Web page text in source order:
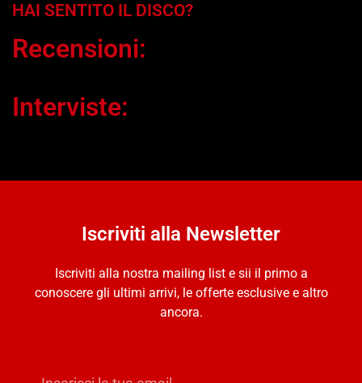
HAI SENTITO IL DISCO?
Recensioni:
Interviste:
Iscriviti alla Newsletter
Iscriviti alla nostra mailing list e sii il primo a
conoscere gli ultimi arrivi, le offerte esclusive e altro
ancora.